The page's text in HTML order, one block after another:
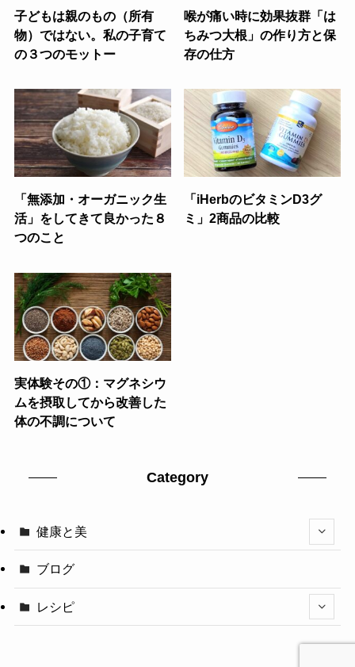
子どもは親のもの（所有
物）ではない。私の子育て
の３つのモットー
喉が痛い時に効果抜群「は
ちみつ大根」の作り方と保
存の仕方
「無添加・オーガニック生
活」をしてきて良かった８
つのこと
「iHerbのビタミンD3グ
ミ」2商品の比較
実体験その①：マグネシウ
ムを摂取してから改善した
体の不調について
Category
健康と美
ブログ
レシピ